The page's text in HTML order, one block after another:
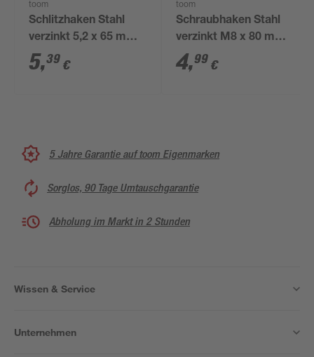
toom
Schlitzhaken Stahl
verzinkt 5,2 x 65 mm 4
Stück
5,39 €
toom
Schraubhaken Stahl
verzinkt M8 x 80 mm
2 Stück
4,99 €
5 Jahre Garantie auf toom Eigenmarken
Sorglos, 90 Tage Umtauschgarantie
Abholung im Markt in 2 Stunden
Wissen & Service
Unternehmen